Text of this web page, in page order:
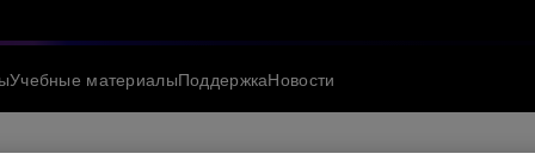
Учебные материалыПоддержкаНовости